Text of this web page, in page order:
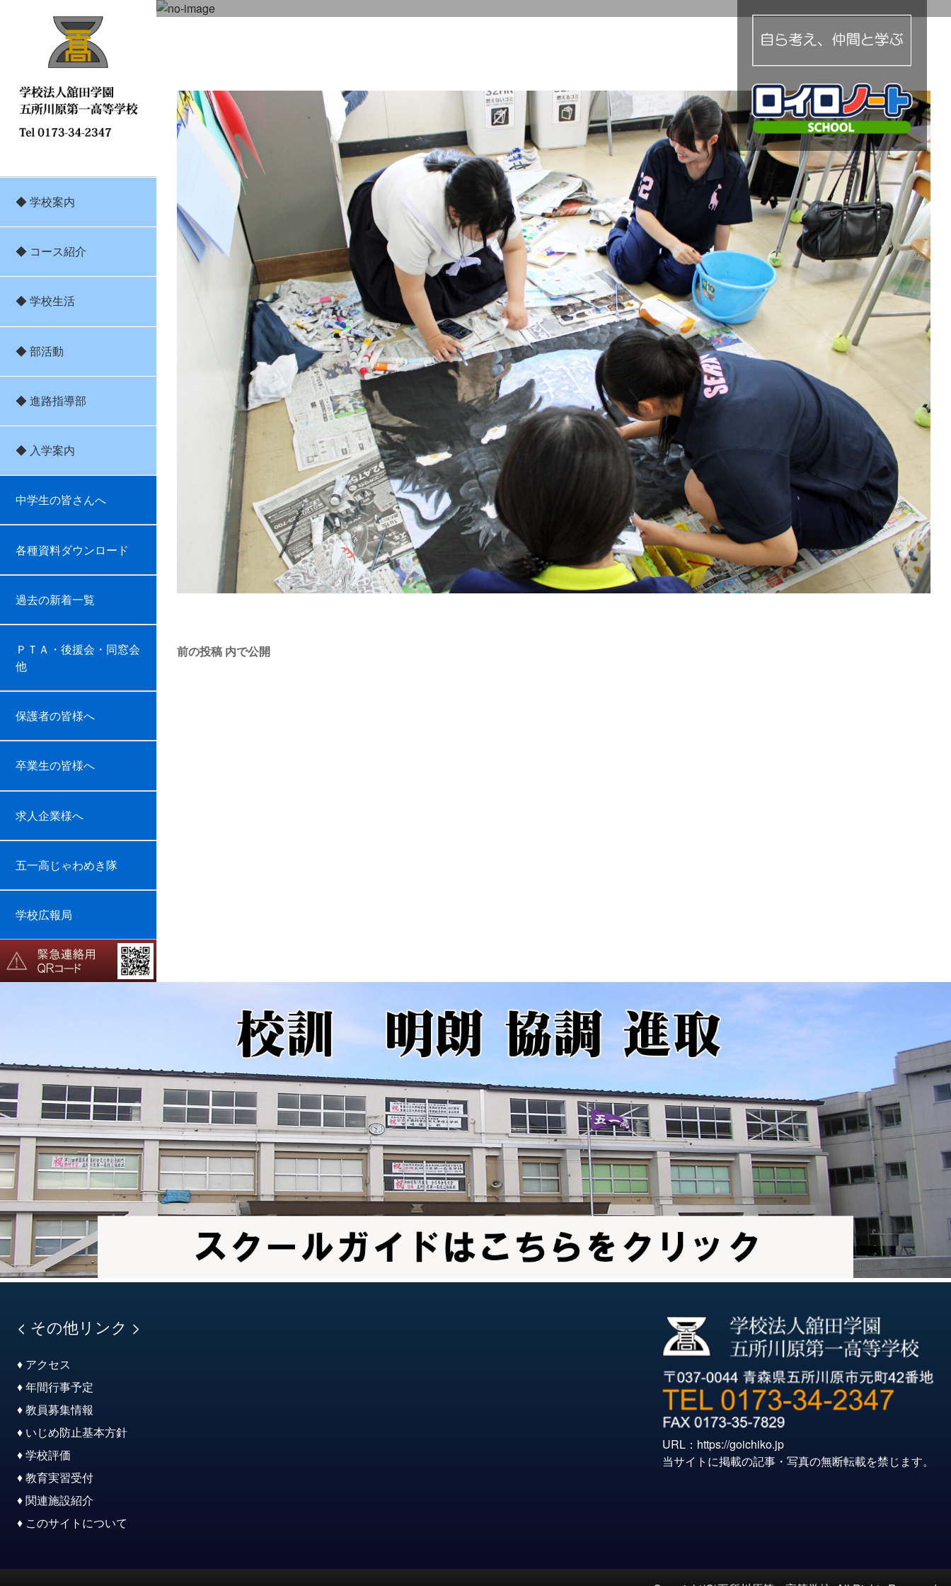
◆ 学校案内
◆ コース紹介
◆ 学校生活
◆ 部活動
◆ 進路指導部
◆ 入学案内
中学生の皆さんへ
各種資料ダウンロード
過去の新着一覧
ＰＴＡ・後援会・同窓会
他
保護者の皆様へ
卒業生の皆様へ
求人企業様へ
五一高じゃわめき隊
学校広報局
投
前の投稿 内で公開
< その他リンク >
♦ アクセス
♦ 年間行事予定
♦ 教員募集情報
♦ いじめ防止基本方針
♦ 学校評価
♦ 教育実習受付
♦ 関連施設紹介
♦ このサイトについて
URL： https://goichiko.jp
当サイトに掲載の記事・写真の無断転載を禁じます。